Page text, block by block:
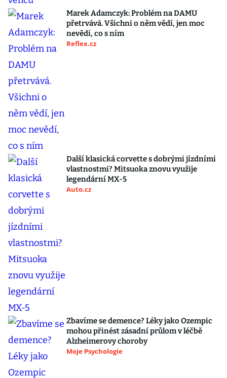
Marek Adamczyk: Problém na DAMU
přetrvává. Všichni o něm vědí, jen moc
nevědí, co s ním
Reflex.cz
Další klasická corvette s dobrými jízdními
vlastnostmi? Mitsuoka znovu využije
legendární MX-5
Auto.cz
Zbavíme se demence? Léky jako Ozempic
mohou přinést zásadní průlom v léčbě
Alzheimerovy choroby
Moje Psychologie